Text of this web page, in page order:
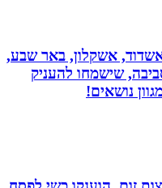
אשקלון, באר שבע,
שישמחו להעניק